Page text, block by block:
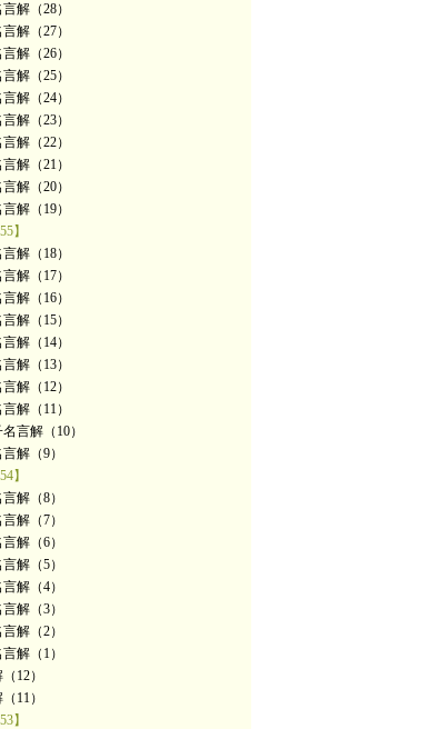
解（28）
解（27）
解（26）
解（25）
解（24）
解（23）
解（22）
解（21）
解（20）
解（19）
】
解（18）
解（17）
解（16）
解（15）
解（14）
解（13）
解（12）
解（11）
言解（10）
解（9）
】
解（8）
解（7）
解（6）
解（5）
解（4）
解（3）
解（2）
解（1）
12）
11）
】